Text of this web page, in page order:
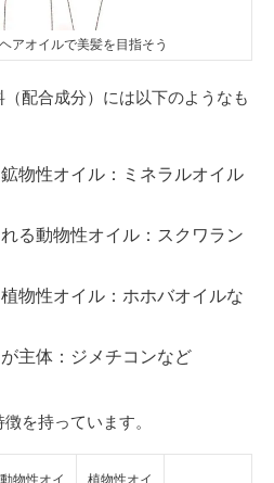
アオイルで美髪を目指そう
配合成分）には以下のようなも
物性オイル：ミネラルオイル
る動物性オイル：スクワラン
物性オイル：ホホバオイルな
主体：ジメチコンなど
を持っています。
動物性オイ
植物性オイ